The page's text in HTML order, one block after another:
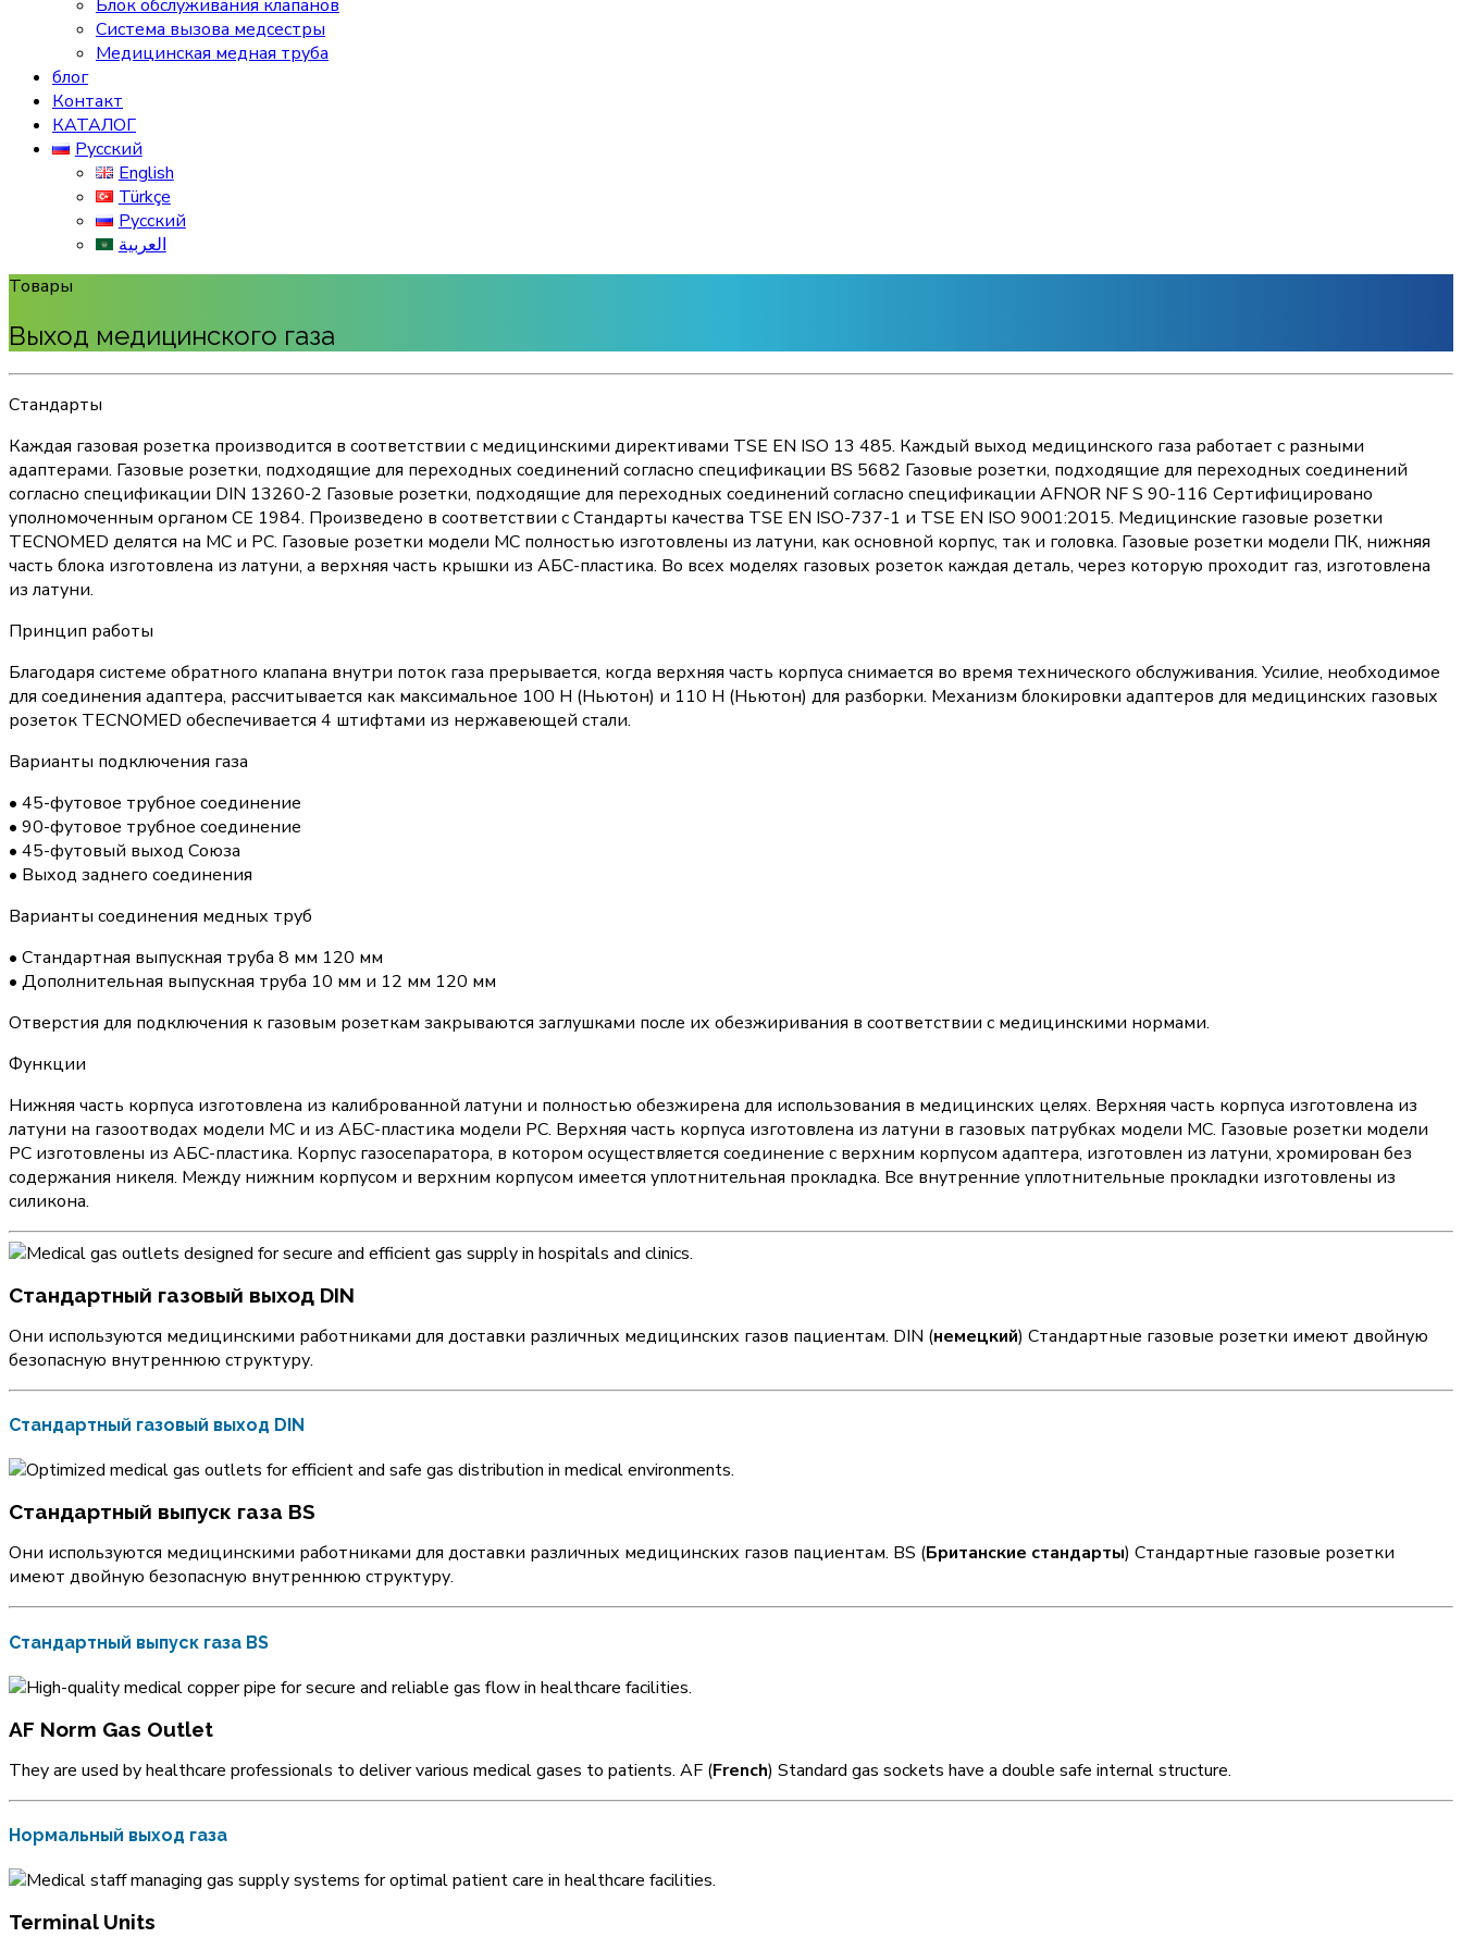
Блок обслуживания клапанов
Система вызова медсестры
Медицинская медная труба
блог
Контакт
КАТАЛОГ
Русский
English
Türkçe
Русский
العربية
Товары
Выход медицинского газа
Стандарты
Каждая газовая розетка производится в соответствии с медицинскими директивами TSE EN ISO 13 485. Каждый выход медицинского газа работает с разными
адаптерами. Газовые розетки, подходящие для переходных соединений согласно спецификации BS 5682 Газовые розетки, подходящие для переходных соединений
согласно спецификации DIN 13260-2 Газовые розетки, подходящие для переходных соединений согласно спецификации AFNOR NF S 90-116 Сертифицировано
уполномоченным органом CE 1984. Произведено в соответствии с Стандарты качества TSE EN ISO-737-1 и TSE EN ISO 9001:2015. Медицинские газовые розетки
TECNOMED делятся на MC и PC. Газовые розетки модели MC полностью изготовлены из латуни, как основной корпус, так и головка. Газовые розетки модели ПК, нижняя
часть блока изготовлена ​​из латуни, а верхняя часть крышки из АБС-пластика. Во всех моделях газовых розеток каждая деталь, через которую проходит газ, изготовлена ​​
из латуни.
Принцип работы
Благодаря системе обратного клапана внутри поток газа прерывается, когда верхняя часть корпуса снимается во время технического обслуживания. Усилие, необходимое
для соединения адаптера, рассчитывается как максимальное 100 Н (Ньютон) и 110 Н (Ньютон) для разборки. Механизм блокировки адаптеров для медицинских газовых
розеток TECNOMED обеспечивается 4 штифтами из нержавеющей стали.
Варианты подключения газа
• 45-футовое трубное соединение
• 90-футовое трубное соединение
• 45-футовый выход Союза
• Выход заднего соединения
Варианты соединения медных труб
• Стандартная выпускная труба 8 мм 120 мм
• Дополнительная выпускная труба 10 мм и 12 мм 120 мм
Отверстия для подключения к газовым розеткам закрываются заглушками после их обезжиривания в соответствии с медицинскими нормами.
Функции
Нижняя часть корпуса изготовлена ​​из калиброванной латуни и полностью обезжирена для использования в медицинских целях. Верхняя часть корпуса изготовлена ​​из
латуни на газоотводах модели MC и из АБС-пластика модели PC. Верхняя часть корпуса изготовлена ​​из латуни в газовых патрубках модели МС. Газовые розетки модели
PC изготовлены из АБС-пластика. Корпус газосепаратора, в котором осуществляется соединение с верхним корпусом адаптера, изготовлен из латуни, хромирован без
содержания никеля. Между нижним корпусом и верхним корпусом имеется уплотнительная прокладка. Все внутренние уплотнительные прокладки изготовлены из
силикона.
Стандартный газовый выход DIN
Они используются медицинскими работниками для доставки различных медицинских газов пациентам. DIN (немецкий) Стандартные газовые розетки имеют двойную
безопасную внутреннюю структуру.
Стандартный газовый выход DIN
Стандартный выпуск газа BS
Они используются медицинскими работниками для доставки различных медицинских газов пациентам. BS (Британские стандарты) Стандартные газовые розетки
имеют двойную безопасную внутреннюю структуру.
Стандартный выпуск газа BS
AF Norm Gas Outlet
They are used by healthcare professionals to deliver various medical gases to patients. AF (French) Standard gas sockets have a double safe internal structure.
Нормальный выход газа
Terminal Units